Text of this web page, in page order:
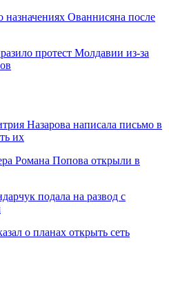
назначениях Ованнисяна после
протест Молдавии из-за
Назарова написала письмо в
их
Романа Попова открыли в
подала на развод с
о планах открыть сеть